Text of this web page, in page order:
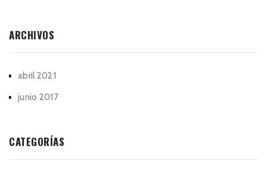
ARCHIVOS
abril 2021
junio 2017
CATEGORÍAS